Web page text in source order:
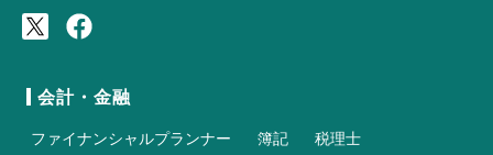
会計・金融
ファイナンシャルプランナー 簿記
税理士